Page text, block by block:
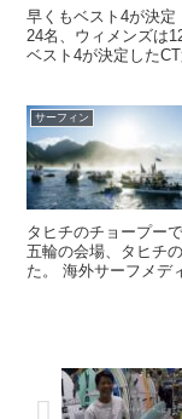
早くもベスト4が決
24名、ウィメンズは
ベスト4が決定した
サーフィン
タヒチのチョープー
五輪の会場、タヒチ
た。 海外サーフメデ